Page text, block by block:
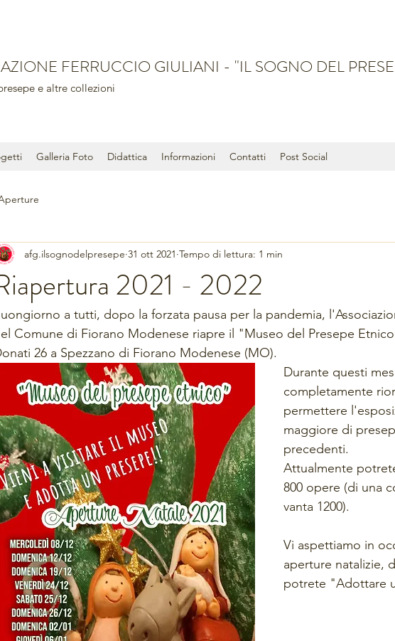
FERRUCCIO GIULIANI - "IL SOGNO DEL
e altre collezioni
Galleria Foto Didattica Informazioni Contatti Post Social
2021 - 2022
afg.ilsognodelpresepe 31 ott 2021 Tempo di lettura: 1 min
a tutti, dopo la forzata pausa per la pandemia,
Comune di Fiorano Modenese riapre il "Museo del Presepe
26 a Spezzano di Fiorano Modenese (MO).
Durante questi
completamente
permettere
maggiore di
precedenti.
Attualmente
800 opere (di una
vanta 1200).
Vi aspettiamo in
aperture natalizie,
potrete "Adottare